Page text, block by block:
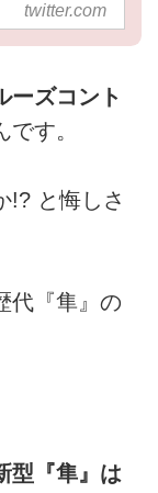
twitter.com
ーズコント
です。
!? と悔しさ
代『隼』の
型『隼』は